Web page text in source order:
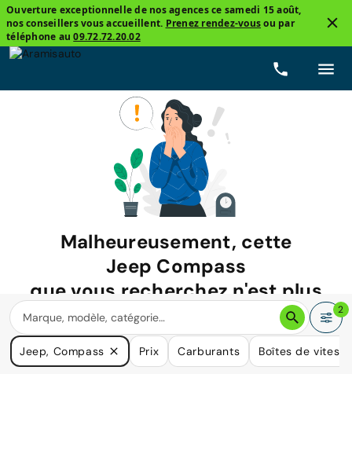
Ouverture exceptionnelle de nos agences ce samedi 15 août,
nos conseillers vous accueillent. Prenez rendez-vousou par
téléphone au09.72.72.20.02
Malheureusement, cette
Jeep Compass
que vous recherchez n'est plus
disponible.
Nous avons de nombreuses voitures qui pourraient répondre
à vos besoins.
2
Jeep, Compass Prix Carburants Boîtes de vitesse